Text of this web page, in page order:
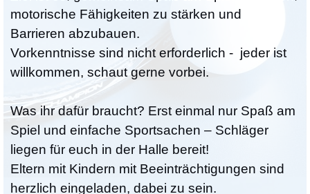
motorische Fähigkeiten zu stärken und
Barrieren abzubauen.
Vorkenntnisse sind nicht erforderlich - jeder ist
willkommen, schaut gerne vorbei.
Was ihr dafür braucht? Erst einmal nur Spaß am
Spiel und einfache Sportsachen – Schläger
liegen für euch in der Halle bereit!
Eltern mit Kindern mit Beeinträchtigungen sind
herzlich eingeladen, dabei zu sein.